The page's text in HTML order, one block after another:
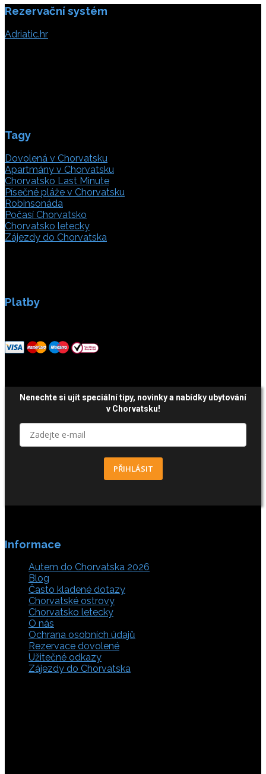
Rezervační systém
Adriatic.hr
Tagy
Dovolená v Chorvatsku
Apartmány v Chorvatsku
Chorvatsko Last Minute
Písečné pláže v Chorvatsku
Robinsonáda
Počasí Chorvatsko
Chorvatsko letecky
Zájezdy do Chorvatska
Platby
Nenechte si ujít speciální tipy, novinky a nabídky ubytování
v Chorvatsku!
PŘIHLÁSIT
Informace
Autem do Chorvatska 2026
Blog
Často kladené dotazy
Chorvatské ostrovy
Chorvatsko letecky
O nás
Ochrana osobních údajů
Rezervace dovolené
Užitečné odkazy
Zájezdy do Chorvatska